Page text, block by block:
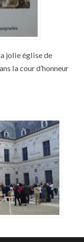
jolie église de
la cour d’honneur